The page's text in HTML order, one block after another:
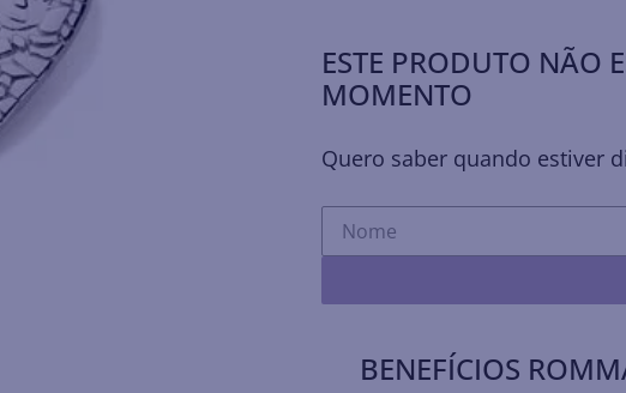
ESTE PRODUTO NÃO
MOMENTO
Quero saber quando estiver
BENEFÍCIOS